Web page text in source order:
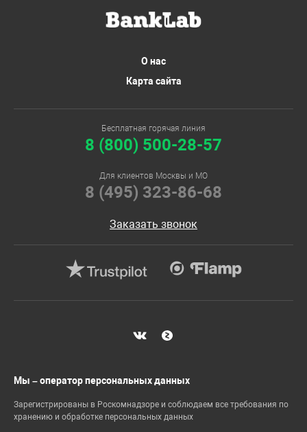
О нас
Карта сайта
Бесплатная горячая линия
8 (800) 500-28-57
Для клиентов Москвы и МО
8 (495) 323-86-68
Заказать звонок
Мы – оператор персональных данных
Зарегистрированы в Роскомнадзоре и соблюдаем все требования по
хранению и обработке персональных данных